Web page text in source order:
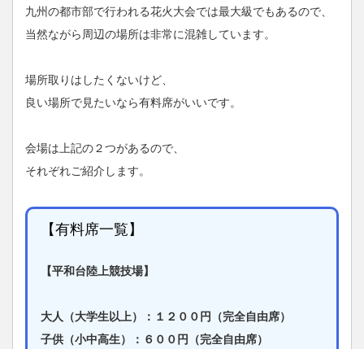
九州の都市部で行われる花火大会では最大級でもあるので、
当然ながら周辺の場所は非常に混雑しています。
場所取りはしたくないけど、
良い場所で見たいなら有料席がいいです。
会場は上記の２つがあるので、
それぞれご紹介します。
【有料席一覧】
【平和台陸上競技場】
大人（大学生以上）：１２００円（完全自由席）
子供（小中高生）：６００円（完全自由席）